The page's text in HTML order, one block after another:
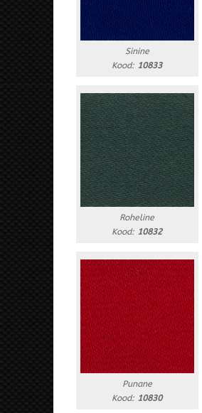
Sinine
Kood: 10833
Roheline
Kood: 10832
Punane
Kood: 10830